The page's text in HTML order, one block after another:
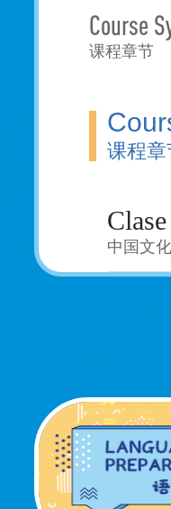
Course
课程章节
课程章
中国文